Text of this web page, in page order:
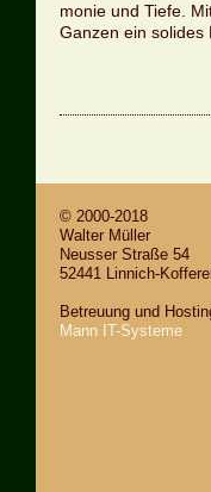
mo­nie und Tiefe.
Gan­zen ein so­li­des
© 2000-2018
Wal­ter Mül­ler
Neus­ser Stra­ße 54
52441 Lin­nich-
Be­treu­ung und
Mann IT-Sys­te­me